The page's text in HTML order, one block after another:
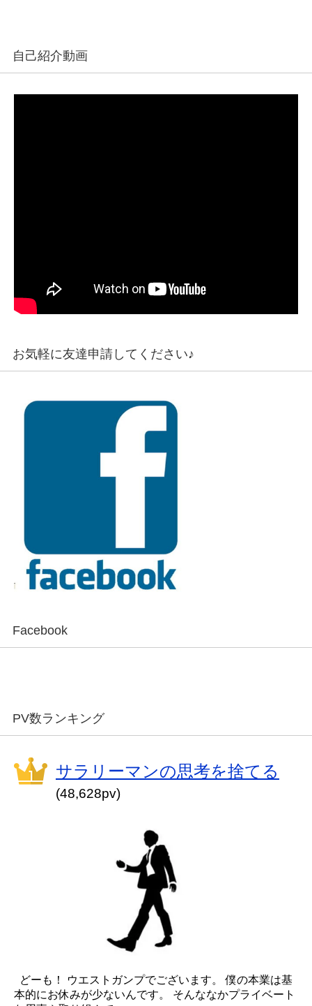
自己紹介動画
お気軽に友達申請してください♪
Facebook
PV数ランキング
サラリーマンの思考を捨てる
(48,628pv)
どーも！ ウエストガンプでございます。 僕の本業は基
本的にお休みが少ないんです。 そんななかプライベート